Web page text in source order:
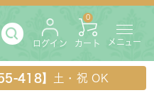
ログイン カート
0
メニュー
418】 土・祝 OK